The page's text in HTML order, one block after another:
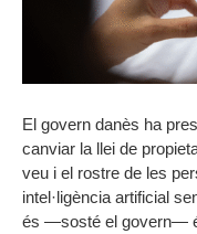
El govern danès ha
canviar la llei de
veu i el rostre de les
intel·ligència artificial
és —sosté el govern—